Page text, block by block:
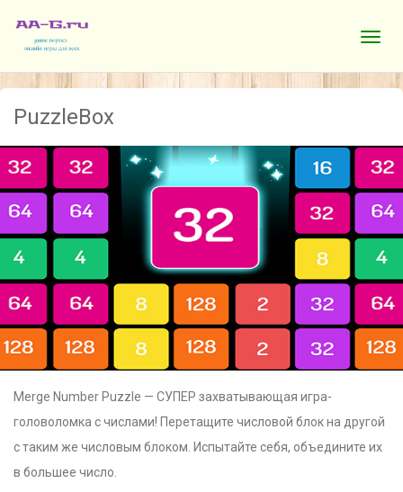
PuzzleBox
Merge Number Puzzle — СУПЕР захватывающая игра-
головоломка с числами! Перетащите числовой блок на другой
с таким же числовым блоком. Испытайте себя, объедините их
в большее число.